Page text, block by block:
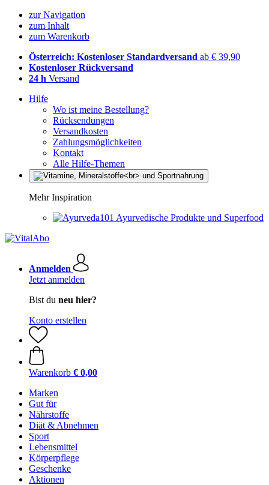
zur Navigation
zum Inhalt
zum Warenkorb
Österreich: Kostenloser Standardversand ab € 39,90
Kostenloser Rückversand
24 h Versand
Hilfe
Wo ist meine Bestellung?
Rücksendungen
Versandkosten
Zahlungsmöglichkeiten
Kontakt
Alle Hilfe-Themen
Mehr Inspiration
Ayurvedische Produkte und Superfood
Anmelden
Jetzt anmelden
Bist du neu hier?
Konto erstellen
Warenkorb € 0,00
Marken
Gut für
Nährstoffe
Diät & Abnehmen
Sport
Lebensmittel
Körperpflege
Geschenke
Aktionen